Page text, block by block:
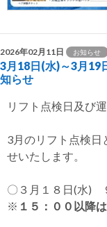
2026年02月11日 お知らせ
3月18日(水)～3月19
知らせ
リフト点検日及び
3月のリフト点検日
せいたします。
〇３月１８日(水)
※ １５：００以降